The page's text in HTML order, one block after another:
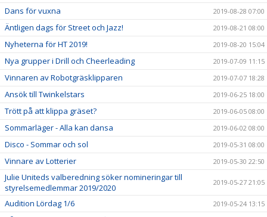
Dans för vuxna 2019-08-28 07:00
Äntligen dags för Street och Jazz! 2019-08-21 08:00
Nyheterna för HT 2019! 2019-08-20 15:04
Nya grupper i Drill och Cheerleading 2019-07-09 11:15
Vinnaren av Robotgräsklipparen 2019-07-07 18:28
Ansök till Twinkelstars 2019-06-25 18:00
Trött på att klippa gräset? 2019-06-05 08:00
Sommarläger - Alla kan dansa 2019-06-02 08:00
Disco - Sommar och sol 2019-05-31 08:00
Vinnare av Lotterier 2019-05-30 22:50
Julie Uniteds valberedning söker nomineringar till
styrelsemedlemmar 2019/2020
2019-05-27 21:05
Audition Lördag 1/6 2019-05-24 13:15